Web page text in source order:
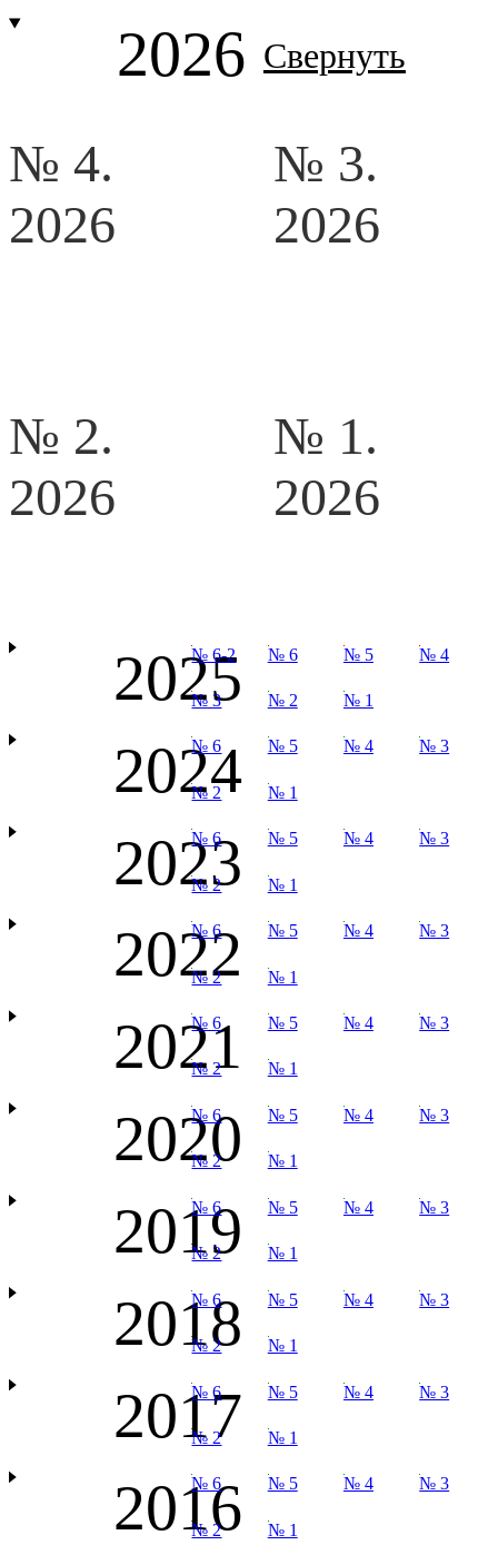
2026 Свернуть
№ 4.
2026
№ 3.
2026
№ 2.
2026
№ 1.
2026
2025
№ 6-2 № 6 № 5 № 4
№ 3 № 2 № 1
2024
№ 6 № 5 № 4 № 3
№ 2 № 1
2023
№ 6 № 5 № 4 № 3
№ 2 № 1
2022
№ 6 № 5 № 4 № 3
№ 2 № 1
2021
№ 6 № 5 № 4 № 3
№ 2 № 1
2020
№ 6 № 5 № 4 № 3
№ 2 № 1
2019
№ 6 № 5 № 4 № 3
№ 2 № 1
2018
№ 6 № 5 № 4 № 3
№ 2 № 1
2017
№ 6 № 5 № 4 № 3
№ 2 № 1
2016
№ 6 № 5 № 4 № 3
№ 2 № 1